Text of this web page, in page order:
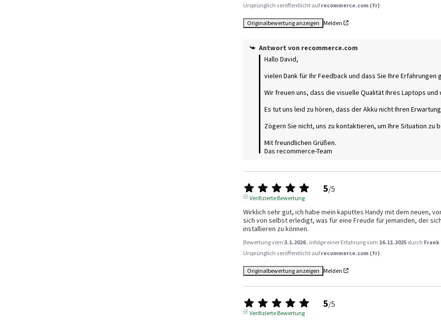
Ursprünglich veröffentlicht aufrecommerce.com (fr)
Originalbewertung anzeigen Melden
Antwort von recommerce.com
Hallo David,
vielen Dank für Ihr Feedback und dass Sie Ihre
Wir freuen uns, dass die visuelle Qualität Ihres Laptops
Es tut uns leid zu hören, dass der Akku nicht Ihren
Zögern Sie nicht, uns zu kontaktieren, um Ihre Situation zu
Mit freundlichen Grüßen.
Das recommerce-Team
5/5
Verifizierte Bewertung
Wirklich sehr gut, ich habe mein kaputtes Handy mit dem neuen,
sich von selbst erledigt, was für eine Freude für jemanden, der
installieren zu können.
Bewertung vom3.1.2026 , infolge einer Erfahrung vom 16.11.2025 durch Frank
Ursprünglich veröffentlicht aufrecommerce.com (fr)
Originalbewertung anzeigen Melden
5/5
Verifizierte Bewertung